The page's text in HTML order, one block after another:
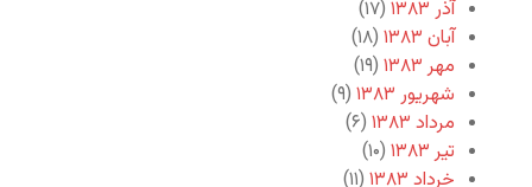
آذر ۱۳۸۳
(۱۷)
آبان ۱۳۸۳
(۱۸)
مهر ۱۳۸۳
(۱۹)
شهریور ۱۳۸۳
(۹)
مرداد ۱۳۸۳
(۶)
تیر ۱۳۸۳
(۱۰)
خرداد ۱۳۸۳
(۱۱)